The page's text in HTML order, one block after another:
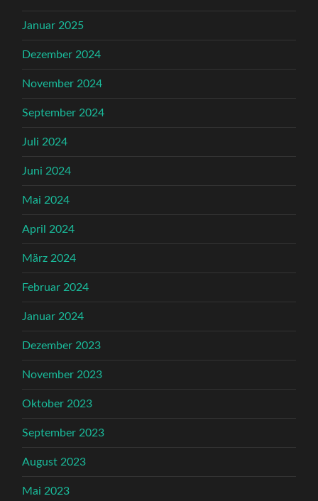
Januar 2025
Dezember 2024
November 2024
September 2024
Juli 2024
Juni 2024
Mai 2024
April 2024
März 2024
Februar 2024
Januar 2024
Dezember 2023
November 2023
Oktober 2023
September 2023
August 2023
Mai 2023